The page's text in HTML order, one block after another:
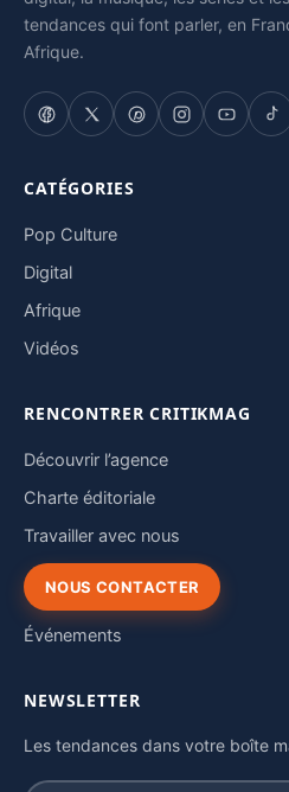
tendances qui font parler, en
Afrique.
CATÉGORIES
Pop Culture
Digital
Afrique
Vidéos
RENCONTRER CRITIKMAG
Découvrir l’agence
Charte éditoriale
Travailler avec nous
NOUS CONTACTER
Événements
NEWSLETTER
Les tendances dans votre boîte